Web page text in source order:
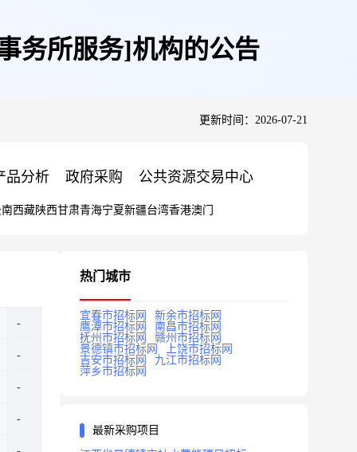
务所服务]机构的公告
更新时间：2026-07-21
品分析 政府采购 公共资源交易中心
西藏陕西甘肃青海宁夏新疆台湾香港澳门
热门城市
宜春市招标网
新余市招标网
鹰潭市招标网
南昌市招标网
抚州市招标网
赣州市招标网
景德镇市招标网
上饶市招标网
吉安市招标网
九江市招标网
萍乡市招标网
最新采购项目